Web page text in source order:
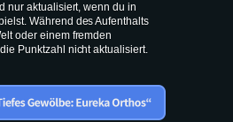
nur aktualisiert, wenn du in
Während des Aufenthalts
oder einem fremden
Punktzahl nicht aktualisiert.